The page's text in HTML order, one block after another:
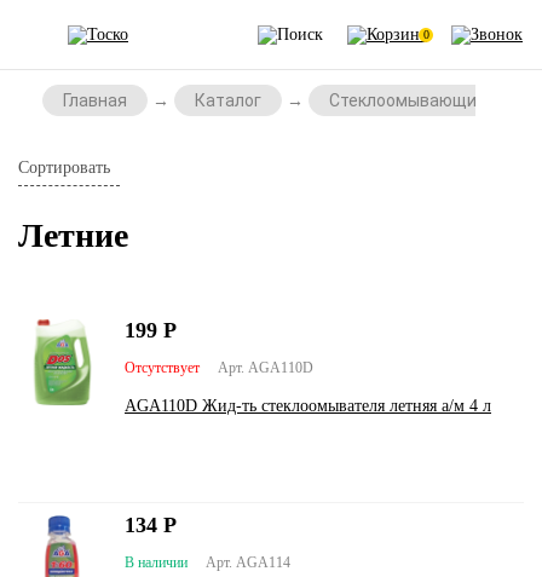
0
Главная Каталог Стеклоомывающие
Сортировать
Летние
Арт. AGA110D
Отсутствует
AGA110D Жид-ть стеклоомывателя летняя а/м 4 л
199 Р
Арт. AGA114
В наличии
134 Р